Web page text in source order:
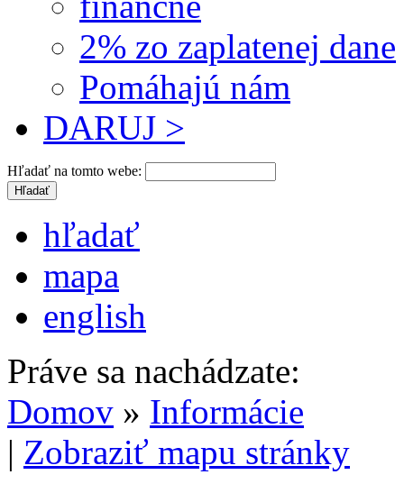
2% zo zaplatenej dane
Pomáhajú nám
DARUJ >
Hľadať na tomto webe:
hľadať
mapa
english
Práve sa nachádzate:
Domov » Informácie
| Zobraziť mapu stránky